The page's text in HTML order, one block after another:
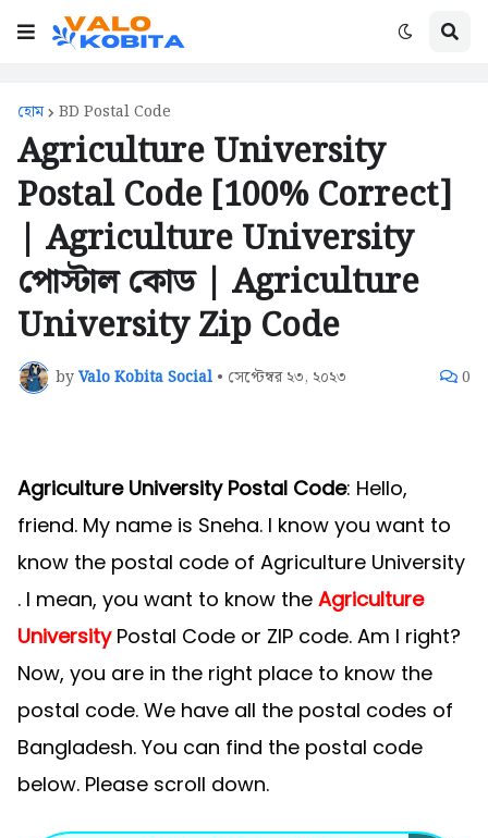
হোম BD Postal Code
Agriculture University
Postal Code [100% Correct]
| Agriculture University
পোস্টাল কোড | Agriculture
University Zip Code
byValo Kobita Social • সেপ্টেম্বর ২৩, ২০২৩ 0
Agriculture University Postal Code: Hello,
friend. My name is Sneha. I know you want to
know the postal code of Agriculture University
. I mean, you want to know the Agriculture
University Postal Code or ZIP code. Am I right?
Now, you are in the right place to know the
postal code. We have all the postal codes of
Bangladesh. You can find the postal code
below. Please scroll down.